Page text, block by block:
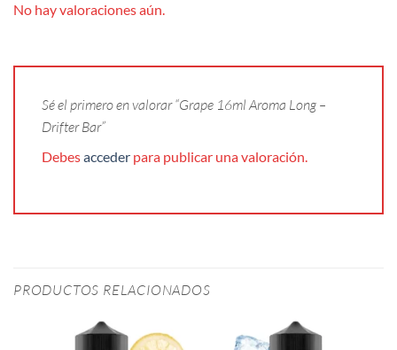
No hay valoraciones aún.
Sé el primero en valorar “Grape 16ml Aroma Long –
Drifter Bar”
Debesacceder para publicar una valoración.
PRODUCTOS RELACIONADOS